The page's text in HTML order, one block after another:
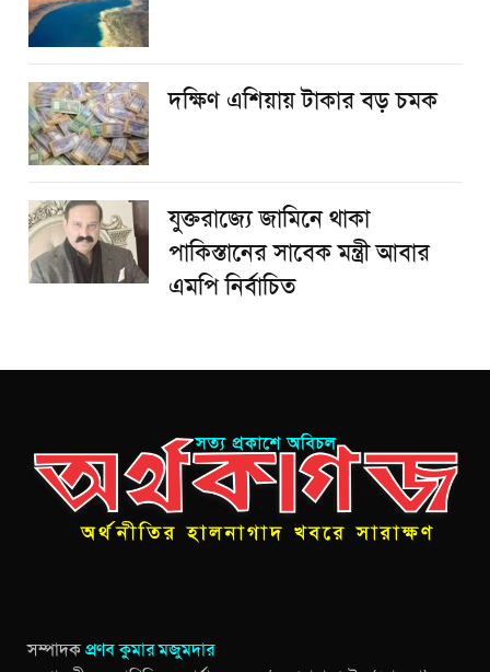
দক্ষিণ এশিয়ায় টাকার বড় চমক
যুক্তরাজ্যে জামিনে থাকা
পাকিস্তানের সাবেক মন্ত্রী আবার
এমপি নির্বাচিত
সম্পাদকপ্রণব কুমার মজুমদার